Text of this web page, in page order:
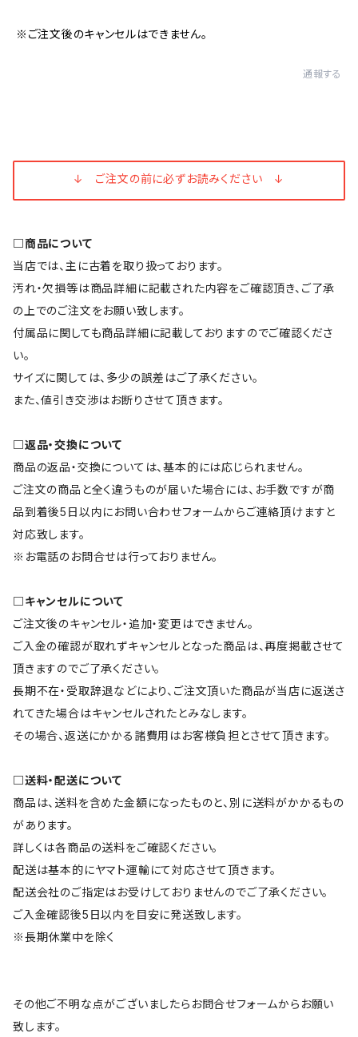
※ご注文後のキャンセルはできません。
通報する
↓ ご注文の前に必ずお読みください ↓
□商品について
当店では、主に古着を取り扱っております。
汚れ・欠損等は商品詳細に記載された内容をご確認頂き、ご了承
の上でのご注文をお願い致します。
付属品に関しても商品詳細に記載しておりますのでご確認くださ
い。
サイズに関しては、多少の誤差はご了承ください。
また、値引き交渉はお断りさせて頂きます。
□返品・交換について
商品の返品・交換については、基本的には応じられません。
ご注文の商品と全く違うものが届いた場合には、お手数ですが商
品到着後5日以内にお問い合わせフォームからご連絡頂けますと
対応致します。
※お電話のお問合せは行っておりません。
□キャンセルについて
ご注文後のキャンセル・追加・変更はできません。
ご入金の確認が取れずキャンセルとなった商品は、再度掲載させて
頂きますのでご了承ください。
長期不在・受取辞退などにより、ご注文頂いた商品が当店に返送さ
れてきた場合はキャンセルされたとみなします。
その場合、返送にかかる諸費用はお客様負担とさせて頂きます。
□送料・配送について
商品は、送料を含めた金額になったものと、別に送料がかかるもの
があります。
詳しくは各商品の送料をご確認ください。
配送は基本的にヤマト運輸にて対応させて頂きます。
配送会社のご指定はお受けしておりませんのでご了承ください。
ご入金確認後5日以内を目安に発送致します。
※長期休業中を除く
その他ご不明な点がございましたらお問合せフォームからお願い
致します。